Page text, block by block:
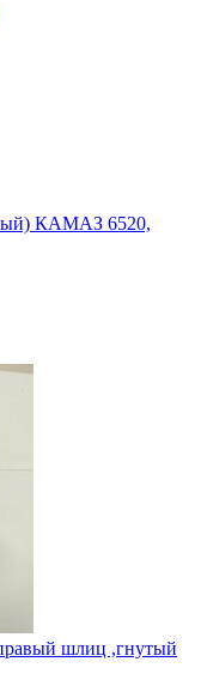
КАМАЗ 6520,
шлиц ,гнутый